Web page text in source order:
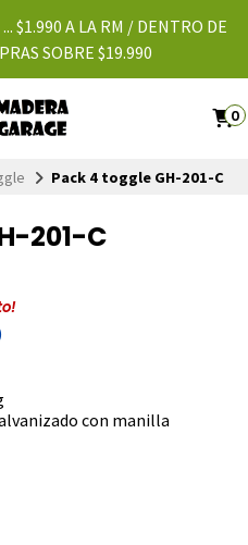
$1.990 A LA RM / DENTRO DE
SOBRE $19.990
0
Pack 4 toggle GH-201-C
201-C
con manilla